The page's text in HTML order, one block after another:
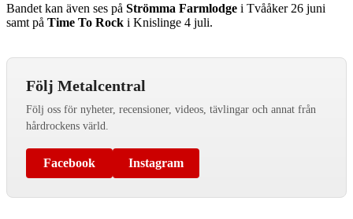
Bandet kan även ses på Strömma Farmlodge i Tvååker 26 juni
samt på Time To Rock i Knislinge 4 juli.
Följ Metalcentral
Följ oss för nyheter, recensioner, videos, tävlingar och annat från
hårdrockens värld.
Facebook Instagram